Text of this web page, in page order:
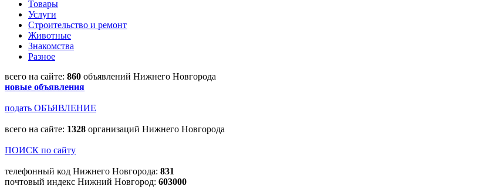
Товары
Услуги
Строительство и ремонт
Животные
Знакомства
Разное
всего на сайте: 860 объявлений Нижнего Новгорода
новые объявления
подать ОБЪЯВЛЕНИЕ
всего на сайте: 1328 организаций Нижнего Новгорода
ПОИСК по сайту
телефонный код Нижнего Новгорода: 831
почтовый индекс Нижний Новгород: 603000